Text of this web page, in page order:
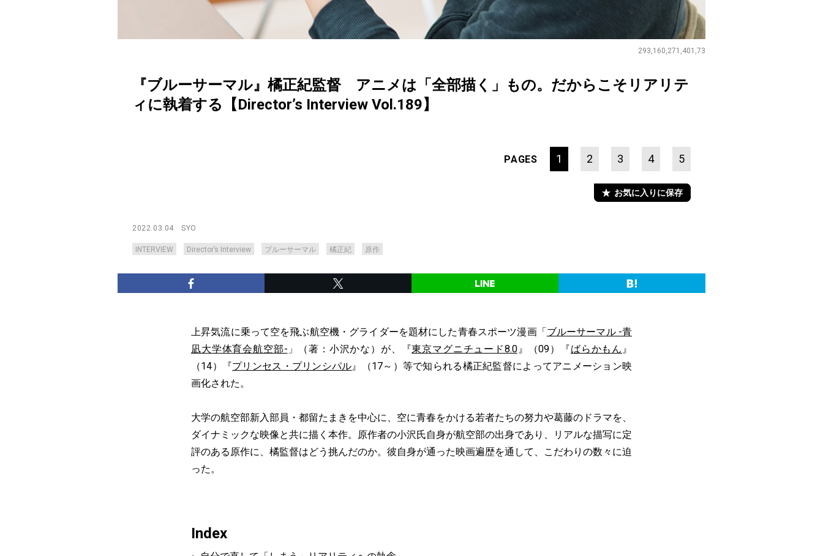
293,160,271,401,73
『ブルーサーマル』橘正紀監督 アニメは「全部描く」もの。だからこそリアリテ
ィに執着する【Director’s Interview Vol.189】
PAGES 1 2 3 4 5
お気に入りに保存
2022.03.04 SYO
INTERVIEW Director’s Interview ブルーサーマル 橘正紀 原作
上昇気流に乗って空を飛ぶ航空機・グライダーを題材にした青春スポーツ漫画「ブルーサーマル -青
凪大学体育会航空部- 」（著：小沢かな）が、『東京マグニチュード8.0』（09）『ばらかもん 』
（14）『プリンセス・プリンシパル』（17～）等で知られる橘正紀監督によってアニメーション映
画化された。
大学の航空部新入部員・都留たまきを中心に、空に青春をかける若者たちの努力や葛藤のドラマを、
ダイナミックな映像と共に描く本作。原作者の小沢氏自身が航空部の出身であり、リアルな描写に定
評のある原作に、橘監督はどう挑んだのか。彼自身が通った映画遍歴を通して、こだわりの数々に迫
った。
Index